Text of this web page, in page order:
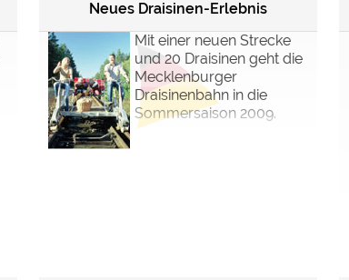
Neues Draisinen-Erlebnis
Mit einer neuen Strecke
und 20 Draisinen geht die
Mecklenburger
Draisinenbahn in die
Sommersaison 2009.